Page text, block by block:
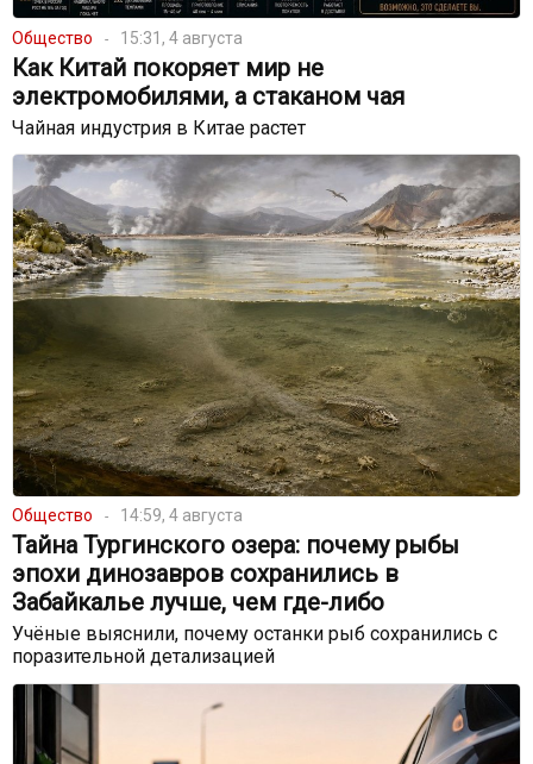
Общество 15:31, 4 августа
Как Китай покоряет мир не
электромобилями, а стаканом чая
Чайная индустрия в Китае растет
Общество 14:59, 4 августа
Тайна Тургинского озера: почему рыбы
эпохи динозавров сохранились в
Забайкалье лучше, чем где-либо
Учёные выяснили, почему останки рыб сохранились с
поразительной детализацией